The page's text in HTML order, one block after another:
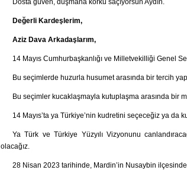
Dosta güven, düşmana korku saçıyorsun Aydın.
Değerli Kardeşlerim,
Aziz Dava Arkadaşlarım,
14 Mayıs Cumhurbaşkanlığı ve Milletvekilliği Genel
Bu seçimlerde huzurla husumet arasında bir tercih
Bu seçimler kucaklaşmayla kutuplaşma arasında bir
14 Mayıs’ta ya Türkiye’nin kudretini seçeceğiz ya da
Ya Türk ve Türkiye Yüzyılı Vizyonunu
olacağız.
28 Nisan 2023 tarihinde, Mardin’in Nusaybin